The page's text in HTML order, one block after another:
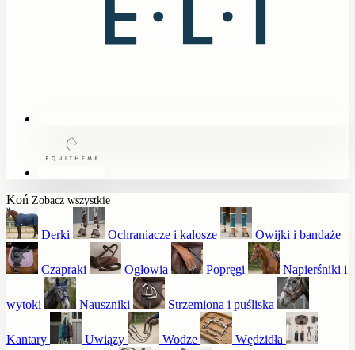
Koń Zobacz wszystkie
Derki Ochraniacze i kalosze Owijki i bandaże
Czapraki Ogłowia Popręgi Napierśniki i
wytoki Nauszniki Strzemiona i puśliska
Kantary Uwiązy Wodze Wędzidła